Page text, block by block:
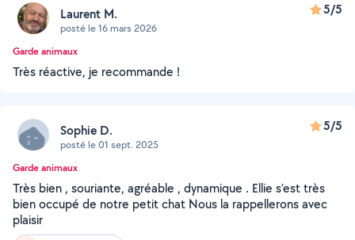
Laurent M.
posté le 16 mars 2026
5/5
Garde animaux
Très réactive, je recommande !
Sophie D.
posté le 01 sept. 2025
5/5
Garde animaux
Très bien , souriante, agréable , dynamique . Ellie s’est très
bien occupé de notre petit chat Nous la rappellerons avec
plaisir